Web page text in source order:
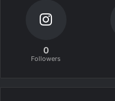
0
Followers